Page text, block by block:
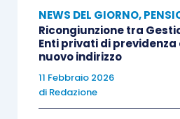
NEWS DEL GIORNO,
Ricongiunzione tra
Enti privati di
nuovo indirizzo
11 Febbraio 2026
di Redazione